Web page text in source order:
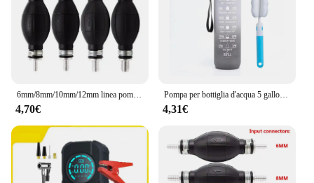
6mm/8mm/10mm/12mm linea pompa carburante manuale gomma alluminio mano Primer lampadina trasferimento olio diesel benzina per auto barca fuoribordo marino
4,70€
Pompa per bottiglia d'acqua 5 galloni di ricarica USB interruttore erogatore di acqua elettrico portatile per bere automatico
4,31€